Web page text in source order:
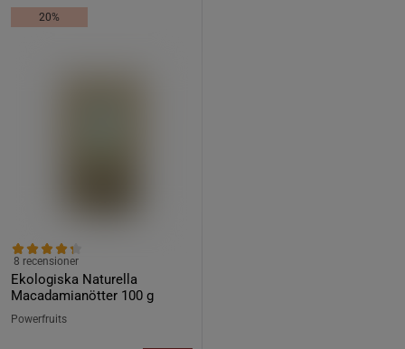
20%
Ekologiska Naturella
Macadamianötter 100 g
8 recensioner
Powerfruits